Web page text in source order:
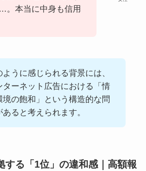
。本当に中身も信用
ように感じられる背景には、
ターネット広告における「情
境の飽和」という構造的な問
あると考えられます。
する「1位」の違和感｜高額報